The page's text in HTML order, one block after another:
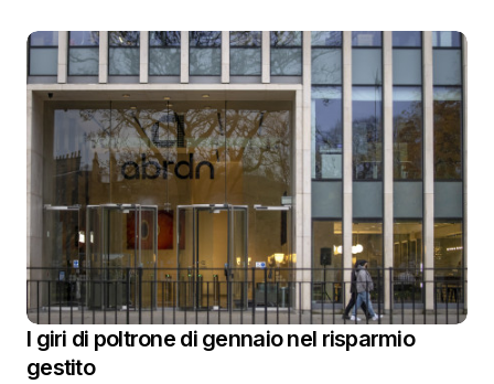
I giri di poltrone di gennaio nel risparmio
gestito